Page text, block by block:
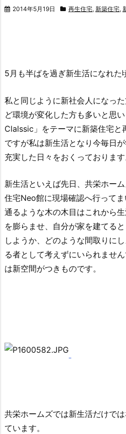
2014年5月19日 再生住宅, 新築住宅,
5月も半ばを過ぎ新生活になれた
私と同じように新社会人になっ
ど環境が変化した方も多いと思い
Clalssic」をテーマに新築住宅と
ですが私は新生活となり今毎日
充実した日々をおくっております
新生活といえば先日、共栄ホー
住宅Neo館に現場確認へ行って
通るような木の木目はこれから
を膨らませ、自分が家を建てる
しようか、どのような間取りに
る者として考えずにいられませ
は新空間がつきものです。
共栄ホームズでは新生活だけで
ています。